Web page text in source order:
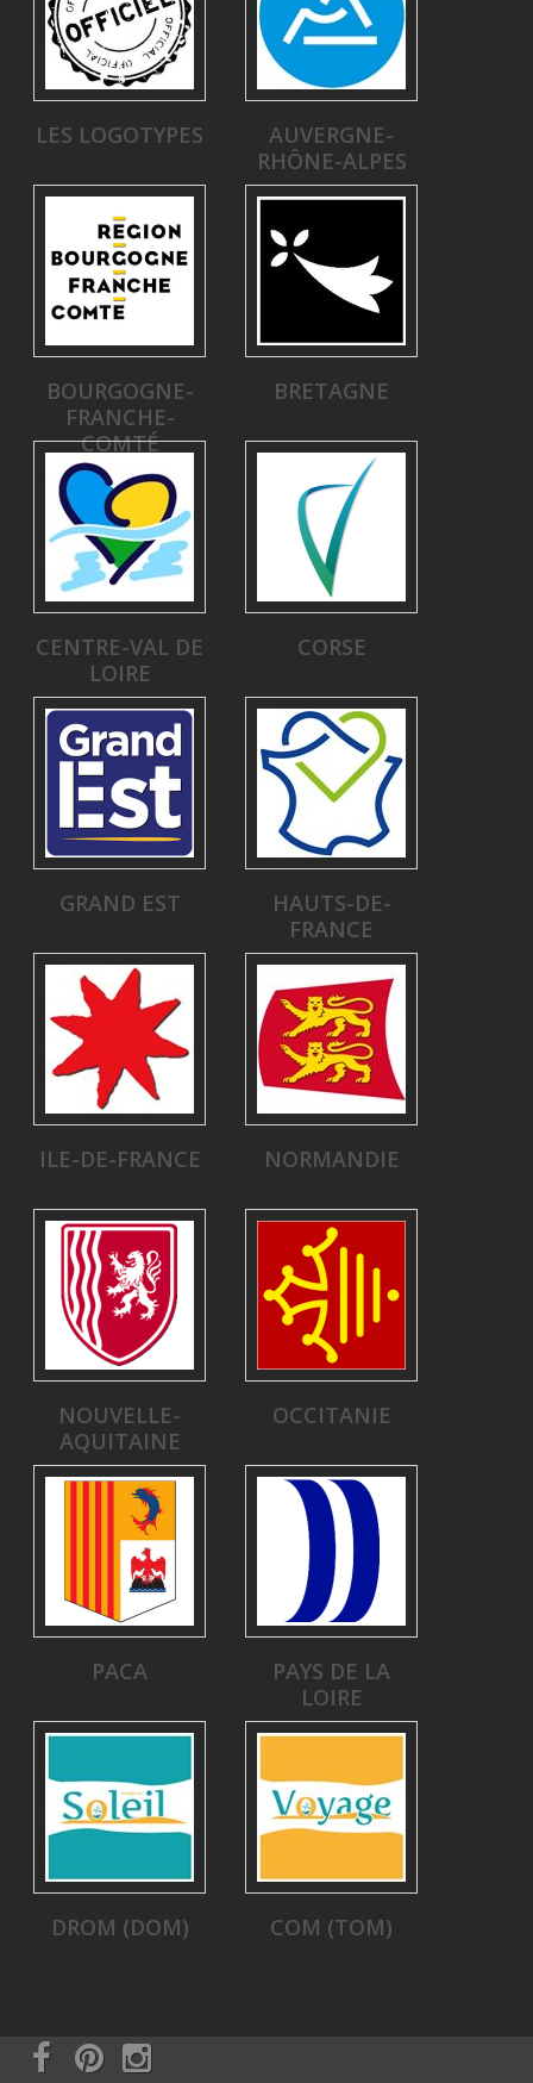
LES LOGOTYPES
AUVERGNE-
RHÔNE-ALPES
BOURGOGNE-
FRANCHE-
COMTÉ
BRETAGNE
CENTRE-VAL DE
LOIRE
CORSE
GRAND EST
HAUTS-DE-
FRANCE
ILE-DE-FRANCE NORMANDIE
NOUVELLE-
AQUITAINE
OCCITANIE
PACA
PAYS DE LA
LOIRE
DROM (DOM) COM (TOM)